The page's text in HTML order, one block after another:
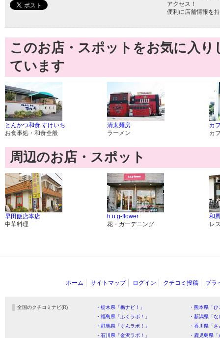
アクセス！
便利に店舗情報を
このお店・スポットをお気に入
ています
とんかつ和食 すけいち
お食事処・和食全般
清太麺房
ラーメン
カ
カ
周辺のお店・スポット
早田飯店本店
中華料理
h.u.g-flower
花・ガーデニング
和
レ
ホーム サイトマップ ログイン クチコミ投稿 プラ
全国のクチコミナビ(R) ・栃木県「栃ナビ！」
・熊本県「
・福島県「ふくラボ！」
・新潟県「
・群馬県「ぐんラボ！」
・香川県「
・石川県「金沢ラボ！」
・鹿児島県